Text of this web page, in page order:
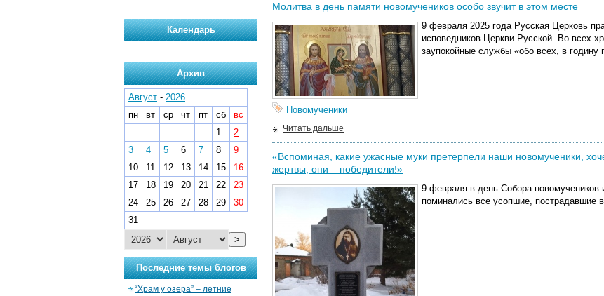
Молитва в день памяти новомучеников особо звучит в этом месте
9 февраля 2025 года Русская Церковь
исповедников Церкви Русской. Во всех
заупокойные службы «обо всех, в годину
Новомученики
Читать дальше
«Вспоминая, какие ужасные муки претерпели наши новомученики,
жертвы, они – победители!»
9 февраля в день Собора новомучеников
поминались все усопшие, пострадавшие
Календарь
Архив
Август - 2026
пн
вт ср чт пт сб
вс
1
2
3
4 5 6 7 8
9
10
11 12 13 14 15
16
17
18 19 20 21 22
23
24
25 26 27 28 29
30
31
>
Последние темы блогов
“Храм у озера” – летние